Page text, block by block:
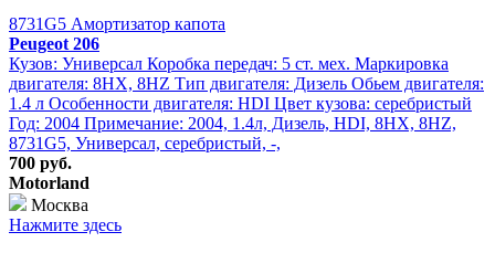
8731G5 Амортизатор капота
Peugeot 206
Кузов: Универсал Коробка передач: 5 ст. мех. Маркировка
двигателя: 8HX, 8HZ Тип двигателя: Дизель Обьем двигателя:
1.4 л Особенности двигателя: HDI Цвет кузова: серебристый
Год: 2004 Примечание: 2004, 1.4л, Дизель, HDI, 8HX, 8HZ,
8731G5, Универсал, серебристый, -,
700 руб.
Motorland
Москва
Нажмите здесь